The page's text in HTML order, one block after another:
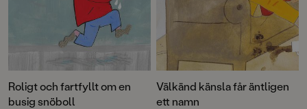
Roligt och fartfyllt om en
busig snöboll
Välkänd känsla får äntligen
ett namn